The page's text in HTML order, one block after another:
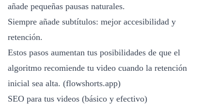
añade pequeñas pausas naturales.
Siempre añade subtítulos: mejor accesibilidad y
retención.
Estos pasos aumentan tus posibilidades de que el
algoritmo recomiende tu video cuando la retención
inicial sea alta. (flowshorts.app)
SEO para tus videos (básico y efectivo)